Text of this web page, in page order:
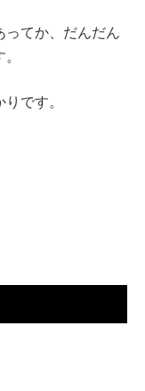
ってか、だんだん
です。